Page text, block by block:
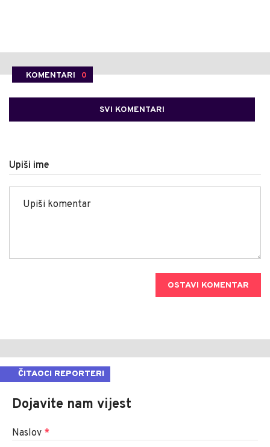
KOMENTARI 0
SVI KOMENTARI
Upiši ime
OSTAVI KOMENTAR
ČITAOCI REPORTERI
Dojavite nam vijest
Naslov *